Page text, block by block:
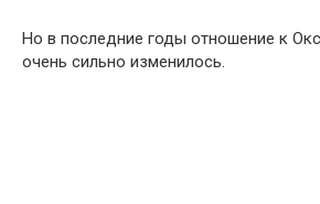
Но в последние годы отношение к
очень сильно изменилось.